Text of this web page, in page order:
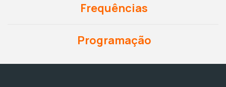
Frequências
Programação